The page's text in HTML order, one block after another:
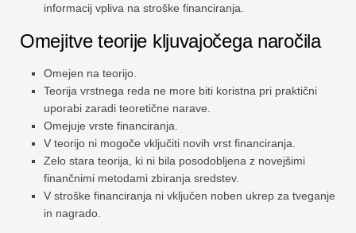
informacij vpliva na stroške financiranja.
Omejitve teorije kljuvajočega naročila
Omejen na teorijo.
Teorija vrstnega reda ne more biti koristna pri praktični
uporabi zaradi teoretične narave.
Omejuje vrste financiranja.
V teorijo ni mogoče vključiti novih vrst financiranja.
Zelo stara teorija, ki ni bila posodobljena z novejšimi
finančnimi metodami zbiranja sredstev.
V stroške financiranja ni vključen noben ukrep za tveganje
in nagrado.